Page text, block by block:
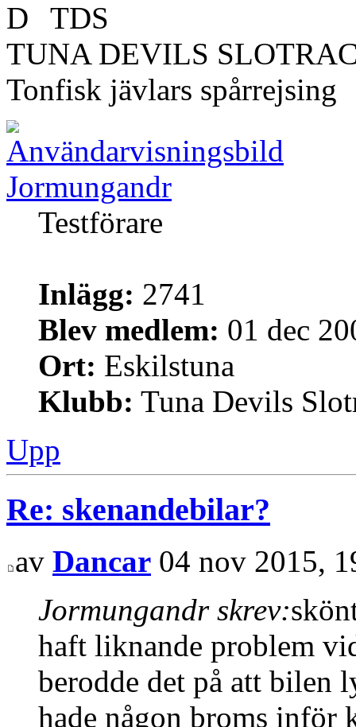
TDS
TUNA DEVILS
Tonfisk jävlars spårrejsing
Jormungandr
Testförare
Inlägg: 2741
Blev medlem: 01 dec
Ort: Eskilstuna
Klubb: Tuna Devils
Upp
Re: skenandebilar?
av Dancar 04 nov 2015,
Jormungandr skrev:
haft liknande problem
berodde det på att bilen
hade någon broms inför